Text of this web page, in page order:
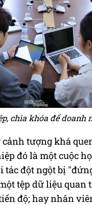
chìa khóa để doanh
tượng khá
đó là một cuộc
tác đột ngột bị
tệp dữ liệu quan
độ; hay nhân